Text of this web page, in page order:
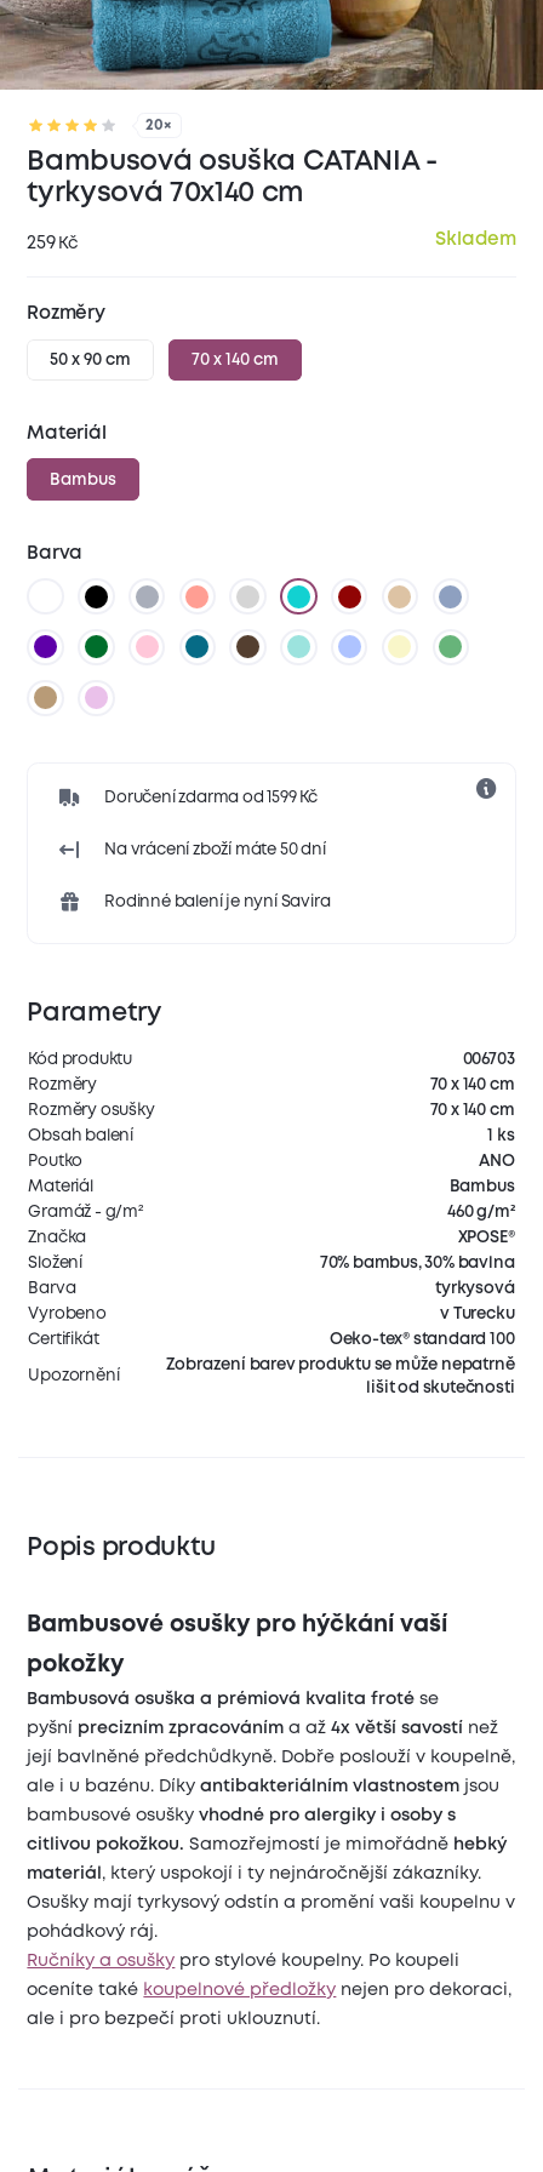
20×
Bambusová osuška CATANIA -
tyrkysová 70x140 cm
259 Kč Skladem
Rozměry
50 x 90 cm 70 x 140 cm
Materiál
Bambus
Barva
Doručení zdarma od 1599 Kč
Na vrácení zboží máte 50 dní
Rodinné balení je nyní Savira
Parametry
Kód produktu
006703
Rozměry
70 x 140 cm
Rozměry osušky
70 x 140 cm
Obsah balení
1 ks
Poutko
ANO
Materiál
Bambus
Gramáž - g/m²
460 g/m²
Značka
XPOSE®
Složení
70% bambus, 30% bavlna
Barva
tyrkysová
Vyrobeno
v Turecku
Certifikát
Oeko-tex® standard 100
Upozornění
Zobrazení barev produktu se může nepatrně
lišit od skutečnosti
Popis produktu
Bambusové osušky pro hýčkání vaší
pokožky
Bambusová osuška a prémiová kvalita froté se
pyšní precizním zpracováním a až4x větší savostí než
její bavlněné předchůdkyně. Dobře poslouží v koupelně,
ale i u bazénu. Díkyantibakteriálním vlastnostem jsou
bambusové osuškyvhodné pro alergiky i osoby s
citlivou pokožkou. Samozřejmostí je mimořádně hebký
materiál , který uspokojí i ty nejnáročnější zákazníky.
Osušky mají tyrkysový odstín a promění vaši koupelnu v
pohádkový ráj.
Ručníky a osušky pro stylové koupelny. Po koupeli
oceníte také koupelnové předložky nejen pro dekoraci,
ale i pro bezpečí proti uklouznutí.